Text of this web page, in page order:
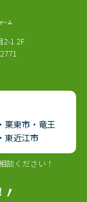
2-1 2F
栗東市・竜王
東近江市
談ください！